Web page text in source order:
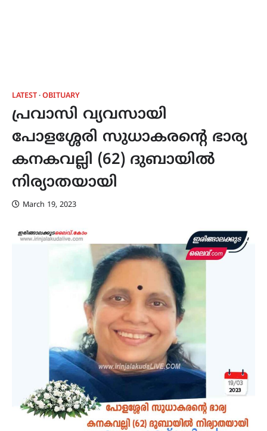
LATEST OBITUARY
പ്രവാസി വ്യവസായി
പോളശ്ശേരി സുധാകരൻ്റെ ഭാര്യ
കനകവല്ലി (62) ദുബായിൽ
നിര്യാതയായി
March 19, 2023